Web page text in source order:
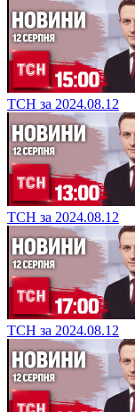
ТСН за 2024.08.12
ТСН за 2024.08.12
ТСН за 2024.08.12